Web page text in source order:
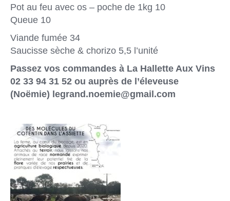
Pot au feu avec os – poche de 1kg 10
Queue 10
Viande fumée 34
Saucisse sèche & chorizo 5,5 l’unité
Passez vos commandes à La Hallette Aux Vins
02 33 94 31 52 ou auprès de l’éleveuse
(Noëmie) legrand.noemie@gmail.com